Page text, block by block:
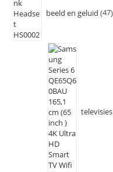
beeld en geluid 47
televisies